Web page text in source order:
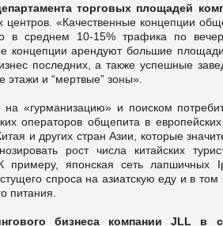
торговых площадей
центров. «Качественные концепции
в среднем 10-15% трафика по
концепции арендуют большие
последних, а также успешные
и “мертвые” зоны».
«гурманизацию» и поиском
операторов общепита в
и других стран Азии, которые
рост числа китайских
примеру, японская сеть лапшичных
спроса на азиатскую еду и в том
питания.
бизнеса компанииJLL в